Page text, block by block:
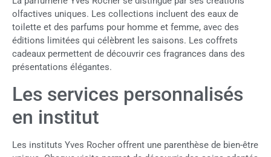
olfactives uniques. Les collections incluent des eaux de
toilette et des parfums pour homme et femme, avec des
éditions limitées qui célèbrent les saisons. Les coffrets
cadeaux permettent de découvrir ces fragrances dans des
présentations élégantes.
Les services personnalisés
en institut
Les instituts Yves Rocher offrent une parenthèse de bien-être